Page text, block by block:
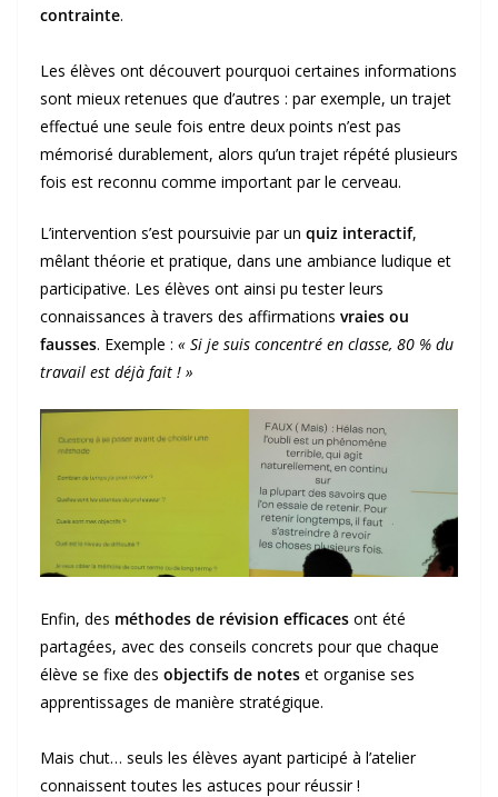
contrainte.
Les élèves ont découvert pourquoi certaines informations
sont mieux retenues que d’autres : par exemple, un trajet
effectué une seule fois entre deux points n’est pas
mémorisé durablement, alors qu’un trajet répété plusieurs
fois est reconnu comme important par le cerveau.
L’intervention s’est poursuivie par un quiz interactif,
mêlant théorie et pratique, dans une ambiance ludique et
participative. Les élèves ont ainsi pu tester leurs
connaissances à travers des affirmations vraies ou
fausses. Exemple : « Si je suis concentré en classe, 80 % du
travail est déjà fait ! »
Enfin, des méthodes de révision efficaces ont été
partagées, avec des conseils concrets pour que chaque
élève se fixe des objectifs de notes et organise ses
apprentissages de manière stratégique.
Mais chut… seuls les élèves ayant participé à l’atelier
connaissent toutes les astuces pour réussir !